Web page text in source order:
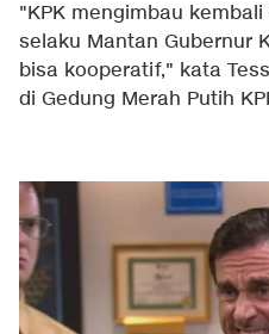
"KPK mengimbau
selaku Mantan Gubernur
bisa kooperatif," kata
di Gedung Merah Putih